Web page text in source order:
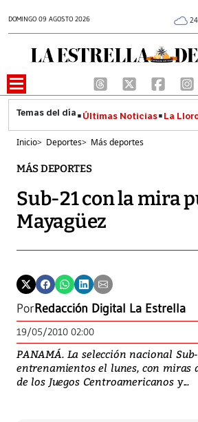
DOMINGO 09 AGOSTO 2026
Últimas Noticias La
Inicio> Deportes> Más deportes
MÁS DEPORTES
Sub-21 con la mira
Mayagüez
PorRedacción Digital La Estrella
19/05/2010 02:00
PANAMÁ. La selección nacional
entrenamientos el lunes, con miras
de los Juegos Centroamericanos y...